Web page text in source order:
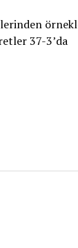
37-3’da